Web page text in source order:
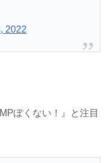
2022
ぽくない！』と注目